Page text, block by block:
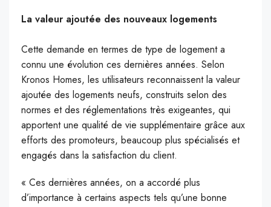
La valeur ajoutée des nouveaux logements
Cette demande en termes de type de logement a
connu une évolution ces dernières années. Selon
Kronos Homes, les utilisateurs reconnaissent la valeur
ajoutée des logements neufs, construits selon des
normes et des réglementations très exigeantes, qui
apportent une qualité de vie supplémentaire grâce aux
efforts des promoteurs, beaucoup plus spécialisés et
engagés dans la satisfaction du client.
« Ces dernières années, on a accordé plus
d’importance à certains aspects tels qu’une bonne